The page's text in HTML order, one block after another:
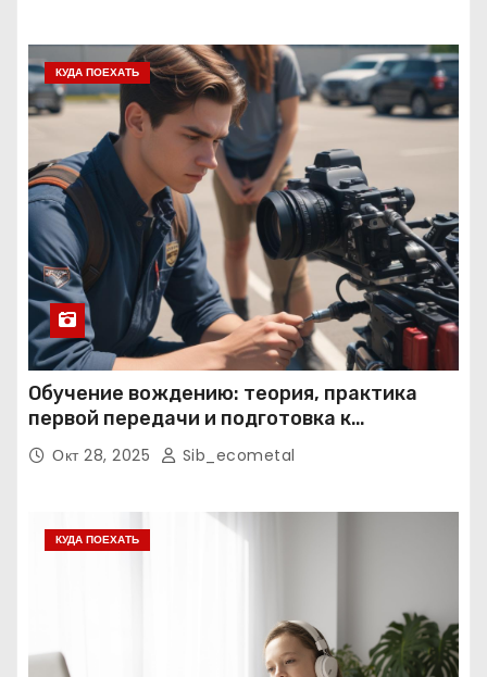
КУДА ПОЕХАТЬ
Обучение вождению: теория, практика
первой передачи и подготовка к
экзаменам
Окт 28, 2025 Sib_ecometal
КУДА ПОЕХАТЬ